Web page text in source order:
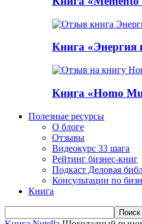
Книга «Энергия
Книга «Homo
Полезные ресурсы
О блоге
Отзывы
Видеокурс 33 шага
Рейтинг бизнес-книг
Подкаст Деловая
Консультации по
Книга